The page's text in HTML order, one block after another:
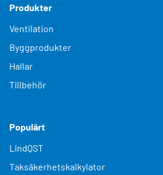
Produkter
Ventilation
Byggprodukter
Hallar
Tillbehör
Populärt
LindQST
Taksäkerhetskalkylator